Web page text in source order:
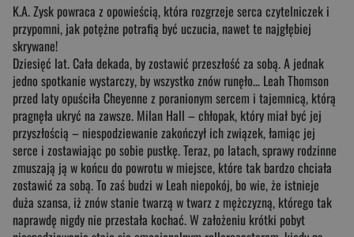
K.A. Zysk powraca z opowieścią, która rozgrzeje serca czytelniczek i
przypomni, jak potężne potrafią być uczucia, nawet te najgłębiej
skrywane!
Dziesięć lat. Cała dekada, by zostawić przeszłość za sobą. A jednak
jedno spotkanie wystarczy, by wszystko znów runęło… Leah Thomson
przed laty opuściła Cheyenne z poranionym sercem i tajemnicą, którą
pragnęła ukryć na zawsze. Milan Hall – chłopak, który miał być jej
przyszłością – niespodziewanie zakończył ich związek, łamiąc jej
serce i zostawiając po sobie pustkę. Teraz, po latach, sprawy rodzinne
zmuszają ją w końcu do powrotu w miejsce, które tak bardzo chciała
zostawić za sobą. To zaś budzi w Leah niepokój, bo wie, że istnieje
duża szansa, iż znów stanie twarzą w twarz z mężczyzną, którego tak
naprawdę nigdy nie przestała kochać. W założeniu krótki pobyt